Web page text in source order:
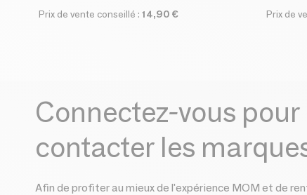
Prix de vente conseillé : 14,90 € Prix de
Connectez-vous pour
contacter les
Afin de profiter au mieux de l'expérience MOM et de